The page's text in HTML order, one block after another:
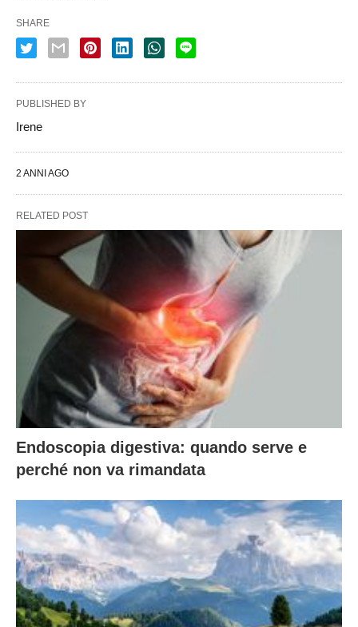
SHARE
PUBLISHED BY
Irene
2 ANNI AGO
RELATED POST
Endoscopia digestiva: quando serve e
perché non va rimandata